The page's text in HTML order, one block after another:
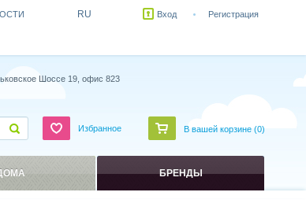
RU Вход Регистрация
Шоссе 19, офис 823
Избранное В вашей корзине (0)
БРЕНДЫ